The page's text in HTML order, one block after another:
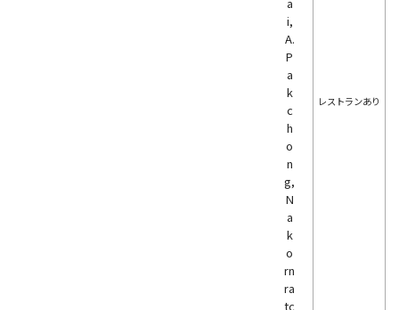
i,
A.
P
a
k
c
h
o
n
g,
N
a
k
o
rn
ra
tc
レストランあり